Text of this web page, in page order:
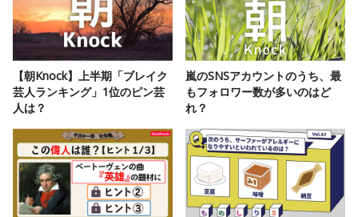
【朝Knock】上半期「ブレイク
芸人ランキング」1位のピン芸
人は？
嵐のSNSアカウントのうち、最
もフォロワー数が多いのはど
れ？